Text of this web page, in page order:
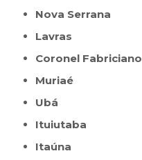
Nova Serrana
Lavras
Coronel Fabriciano
Muriaé
Ubá
Ituiutaba
Itaúna